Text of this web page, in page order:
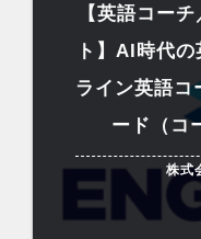
【英語コー
ト】AI時代
ライン英語コ
ード（コ
株式